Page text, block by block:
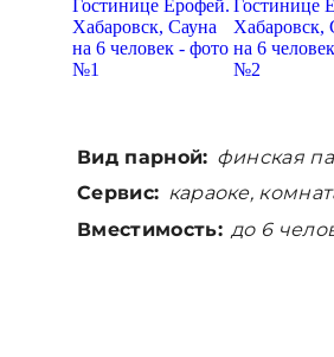
Вид парной: финская
Сервис: караоке,
Вместимость: до 6